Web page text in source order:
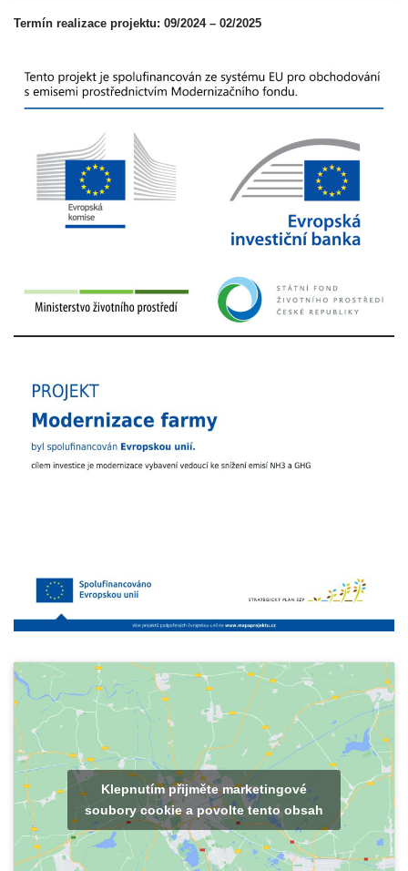
Termín realizace projektu: 09/2024 – 02/2025
Klepnutím přijměte marketingové
soubory cookie a povolte tento obsah